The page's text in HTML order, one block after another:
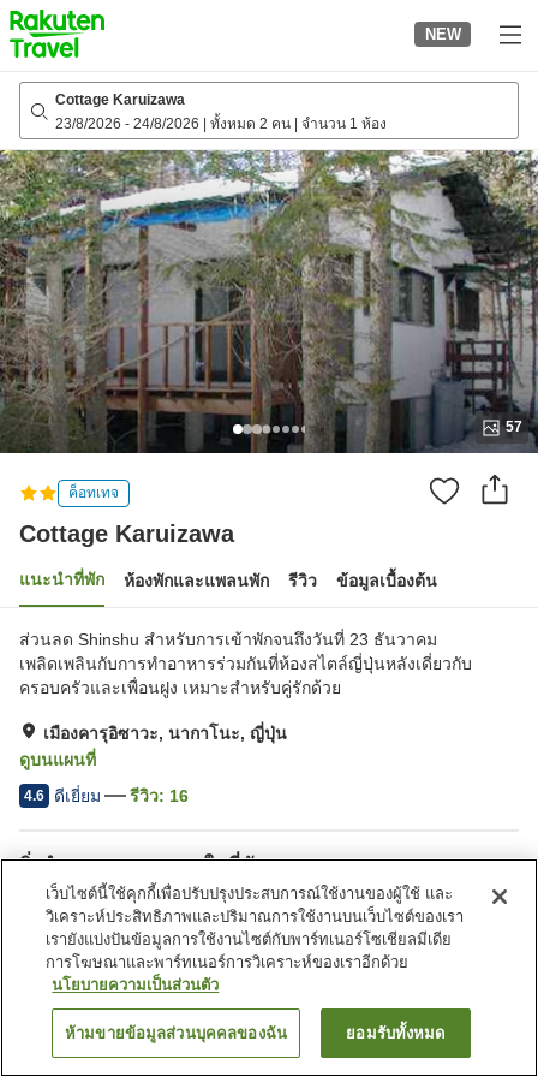
to
top
page
NEW
Cottage Karuizawa
23/8/2026 - 24/8/2026 ทั้งหมด 2 คน จำนวน 1 ห้อง
57
ค็อทเทจ
Cottage Karuizawa
แนะนำที่พัก ห้องพักและแพลนพัก รีวิว ข้อมูลเบื้องต้น
ส่วนลด Shinshu สำหรับการเข้าพักจนถึงวันที่ 23 ธันวาคม
เพลิดเพลินกับการทำอาหารร่วมกันที่ห้องสไตล์ญี่ปุ่นหลังเดี่ยวกับ
ครอบครัวและเพื่อนฝูง เหมาะสำหรับคู่รักด้วย
เมืองคารุอิซาวะ, นากาโนะ, ญี่ปุ่น
ดูบนแผนที่
4.6 ดีเยี่ยม รีวิว: 16
สิ่งอำนวยความสะดวกในที่พัก
Wi-Fi ที่จอดรถ
หน้าแรก ญี่ปุ่น นากาโนะ เมืองคารุอิซาวะ Cottage Karuizawa
ค้นหาห้องพัก
เว็บไซต์นี้ใช้คุกกี้เพื่อปรับปรุงประสบการณ์ใช้งานของผู้ใช้ และ
วิเคราะห์ประสิทธิภาพและปริมาณการใช้งานบนเว็บไซต์ของเรา
เรายังแบ่งปันข้อมูลการใช้งานไซต์กับพาร์ทเนอร์โซเชียลมีเดีย
การโฆษณาและพาร์ทเนอร์การวิเคราะห์ของเราอีกด้วย
นโยบายความเป็นส่วนตัว
ห้ามขายข้อมูลส่วนบุคคลของฉัน ยอมรับทั้งหมด